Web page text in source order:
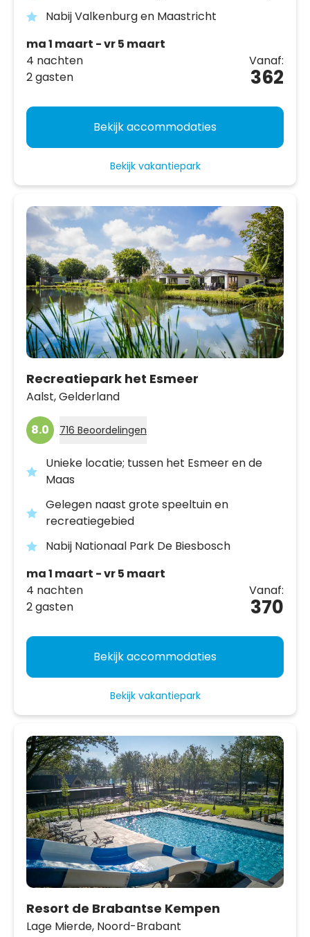
Nabij Valkenburg en Maastricht
ma 1 maart - vr 5 maart
4 nachten
2 gasten
Vanaf:
362
Bekijk accommodaties
Bekijk vakantiepark
Recreatiepark het Esmeer
Aalst,Gelderland
8.0 716 Beoordelingen
Unieke locatie; tussen het Esmeer en de
Maas
Gelegen naast grote speeltuin en
recreatiegebied
Nabij Nationaal Park De Biesbosch
ma 1 maart - vr 5 maart
4 nachten
2 gasten
Vanaf:
370
Bekijk accommodaties
Bekijk vakantiepark
Resort de Brabantse Kempen
Lage Mierde, Noord-Brabant